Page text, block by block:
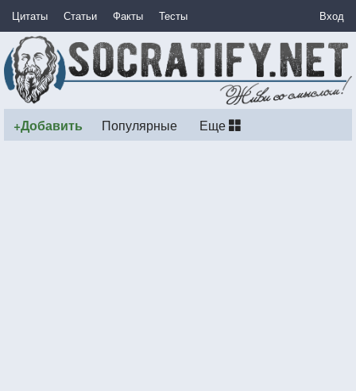
Цитаты Статьи Факты Тесты Вход
+Добавить Популярные Еще